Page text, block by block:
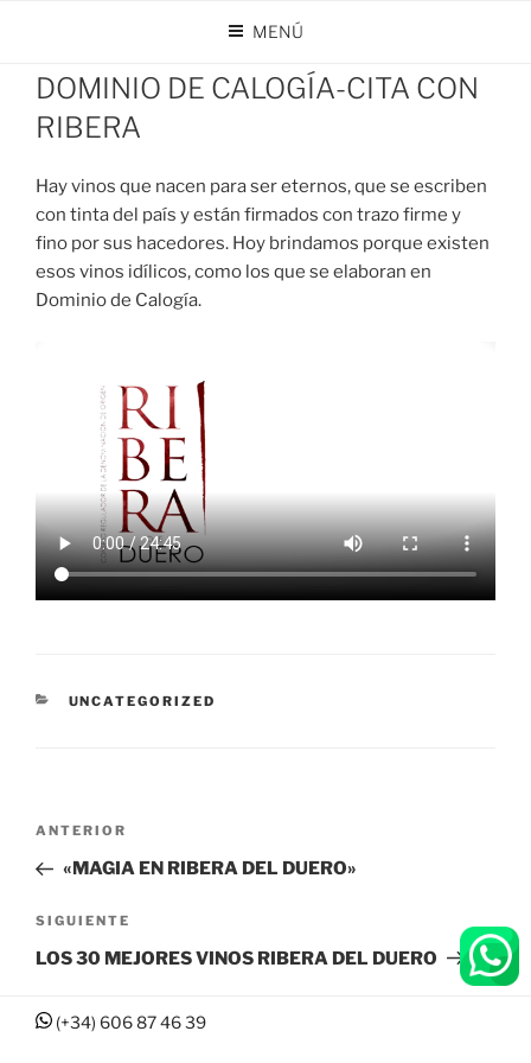
MENÚ
EL
DOMINIO DE CALOGÍA-CITA CON
RIBERA
Hay vinos que nacen para ser eternos, que se escriben
con tinta del país y están firmados con trazo firme y
fino por sus hacedores. Hoy brindamos porque existen
esos vinos idílicos, como los que se elaboran en
Dominio de Calogía.
CATEGORÍAS
UNCATEGORIZED
Navegación
entradas
Entrada
anterior:
ANTERIOR
«MAGIA EN RIBERA DEL DUERO»
Siguiente
entrada
SIGUIENTE
LOS 30 MEJORES VINOS RIBERA DEL DUERO
(+34) 606 87 46 39